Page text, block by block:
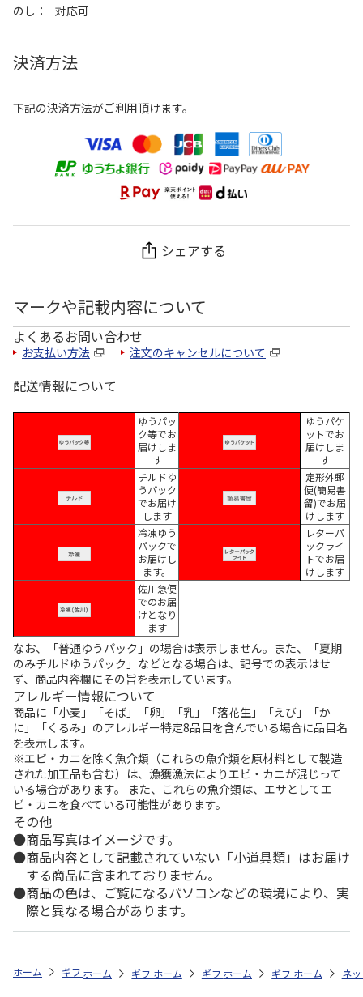
のし
対応可
決済方法
下記の決済方法がご利用頂けます。
シェアする
マークや記載内容について
よくあるお問い合わせ
お支払い方法 注文のキャンセルについて
配送情報について
ゆうパッ
ク等でお
届けしま
す
ゆうパケ
ットでお
届けしま
す
チルドゆ
うパック
でお届け
します
定形外郵
便(簡易書
留)でお届
けします
冷凍ゆう
パックで
お届けし
ます。
レターパ
ックライ
トでお届
けします
佐川急便
でのお届
けとなり
ます
なお、「普通ゆうパック」の場合は表示しません。また、「夏期
のみチルドゆうパック」などとなる場合は、記号での表示はせ
ず、商品内容欄にその旨を表示しています。
アレルギー情報について
商品に「小麦」「そば」「卵」「乳」「落花生」「えび」「か
に」「くるみ」のアレルギー特定8品目を含んでいる場合に品目名
を表示します。
※エビ・カニを除く魚介類（これらの魚介類を原材料として製造
された加工品も含む）は、漁獲漁法によりエビ・カニが混じって
いる場合があります。 また、これらの魚介類は、エサとしてエ
ビ・カニを食べている可能性があります。
その他
商品写真はイメージです。
商品内容として記載されていない「小道具類」はお届け
する商品に含まれておりません。
商品の色は、ご覧になるパソコンなどの環境により、実
際と異なる場合があります。
ホーム ギフトストア お中元・夏ギフト特集 2026 贈る相手から探す
ホーム ギフトストア お中元・夏ギフト特集 2026
ホーム ギフトストア お中元・夏ギフト
ホーム ギフトストア お
ホーム ネ